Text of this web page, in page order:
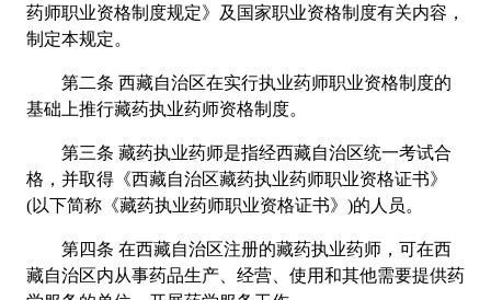
药师职业资格制度规定》及国家职业资格制度有关内容，
制定本规定。
第二条 西藏自治区在实行执业药师职业资格制度的
基础上推行藏药执业药师资格制度。
第三条 藏药执业药师是指经西藏自治区统一考试合
格，并取得《西藏自治区藏药执业药师职业资格证书》
(以下简称《藏药执业药师职业资格证书》)的人员。
第四条 在西藏自治区注册的藏药执业药师，可在西
藏自治区内从事药品生产、经营、使用和其他需要提供药